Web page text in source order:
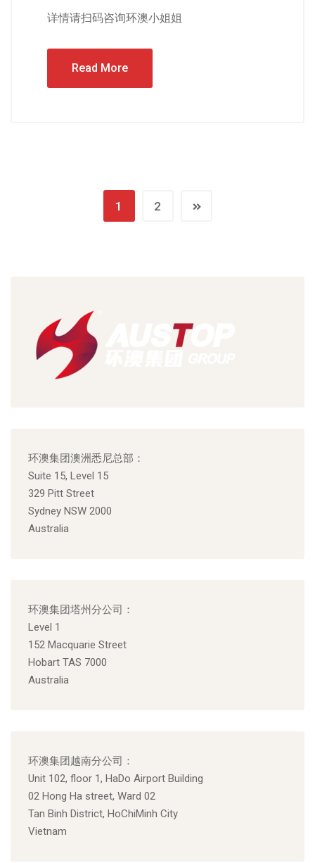
详情请扫码咨询环澳小姐姐
Read More
1 2
环澳集团澳洲悉尼总部：
Suite 15, Level 15
329 Pitt Street
Sydney NSW 2000
Australia
环澳集团塔州分公司：
Level 1
152 Macquarie Street
Hobart TAS 7000
Australia
环澳集团越南分公司：
Unit 102, floor 1, HaDo Airport Building
02 Hong Ha street, Ward 02
Tan Binh District, HoChiMinh City
Vietnam